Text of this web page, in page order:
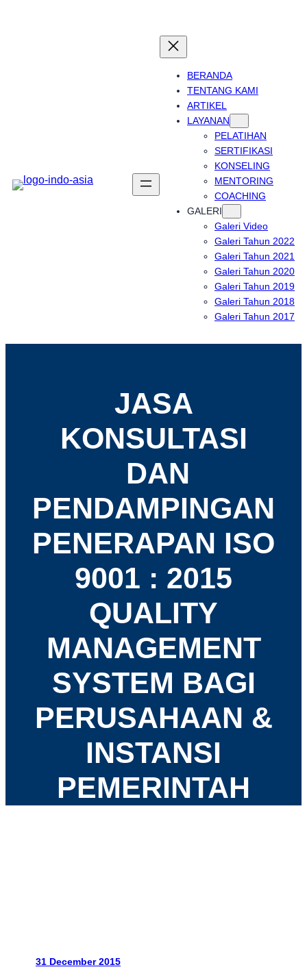
BERANDA
TENTANG KAMI
ARTIKEL
LAYANAN
PELATIHAN
SERTIFIKASI
KONSELING
MENTORING
COACHING
GALERI
Galeri Video
Galeri Tahun 2022
Galeri Tahun 2021
Galeri Tahun 2020
Galeri Tahun 2019
Galeri Tahun 2018
Galeri Tahun 2017
JASA
KONSULTASI
DAN
PENDAMPINGAN
PENERAPAN ISO
9001 : 2015
QUALITY
MANAGEMENT
SYSTEM BAGI
PERUSAHAAN &
INSTANSI
PEMERINTAH
31 December 2015